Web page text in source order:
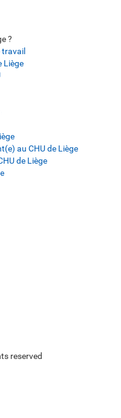
?
Liège
au CHU de Liège
de Liège
reserved